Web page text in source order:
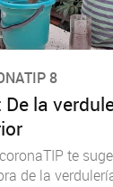
8
De la
te
de la